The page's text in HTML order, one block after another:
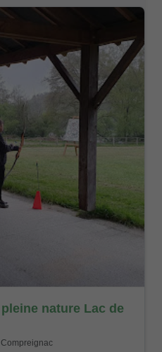
nature Lac de